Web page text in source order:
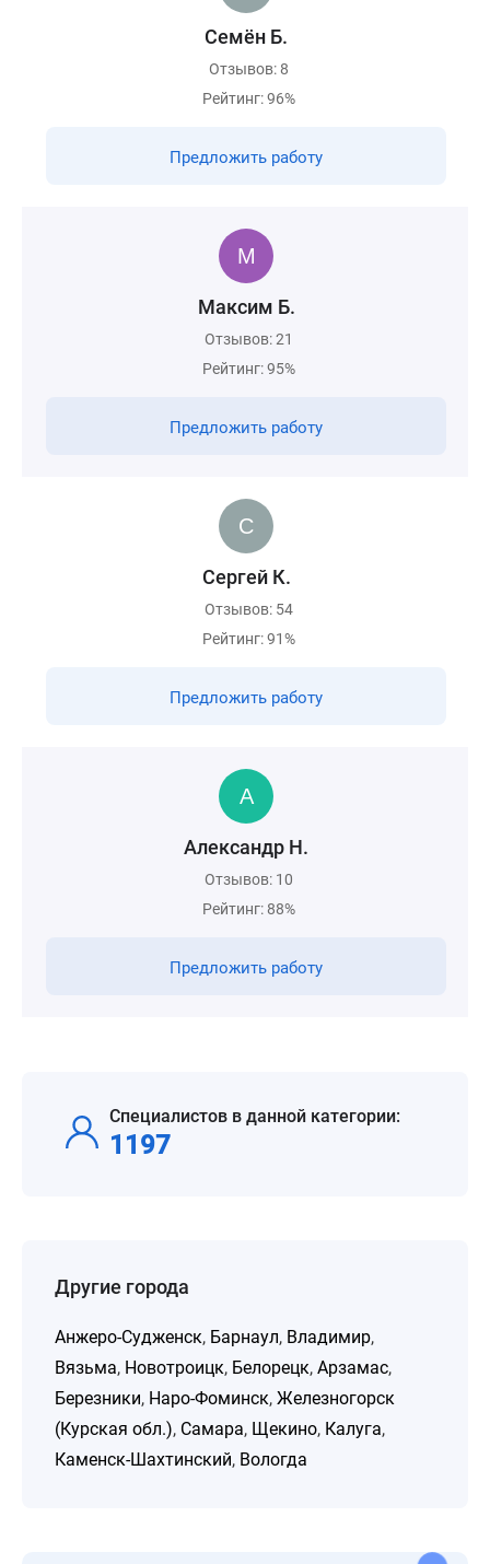
Семён Б.
Отзывов: 8
Рейтинг: 96%
Предложить работу
Максим Б.
Отзывов: 21
Рейтинг: 95%
Предложить работу
Сергей К.
Отзывов: 54
Рейтинг: 91%
Предложить работу
Александр Н.
Отзывов: 10
Рейтинг: 88%
Предложить работу
Специалистов в данной категории:
1197
Другие города
Анжеро-Судженск, Барнаул, Владимир,
Вязьма, Новотроицк, Белорецк, Арзамас,
Березники, Наро-Фоминск, Железногорск
(Курская обл.), Самара, Щекино, Калуга,
Каменск-Шахтинский, Вологда